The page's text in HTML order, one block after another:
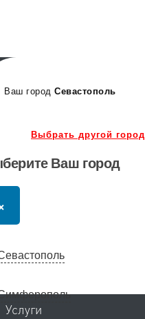
Ваш город Севастополь
Выбрать другой город
Ваш город
Услуги